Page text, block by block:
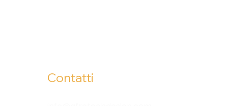
Contatti